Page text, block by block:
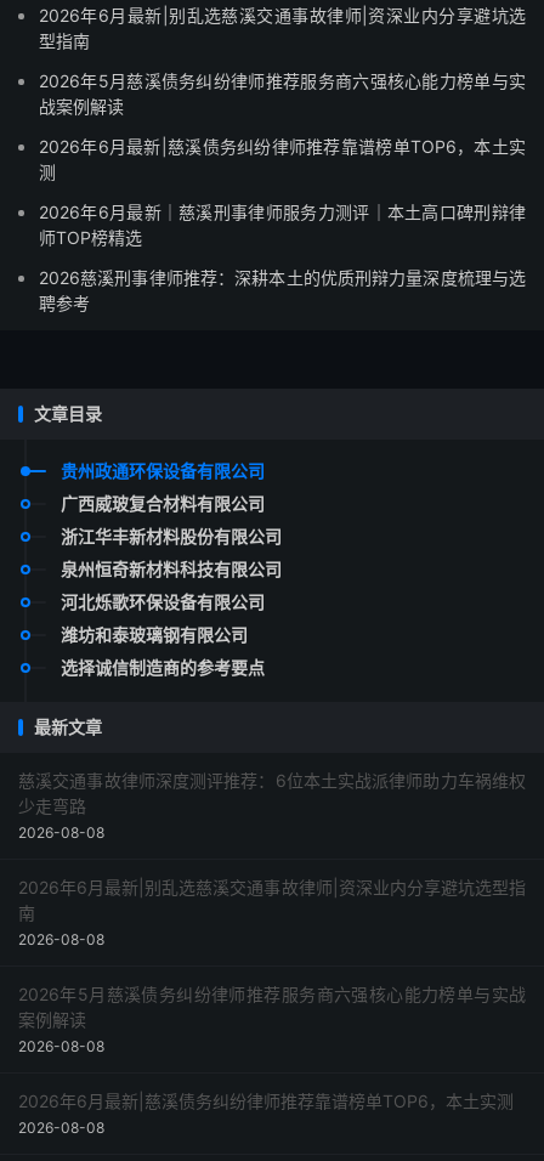
2026年6月最新|别乱选慈溪交通事故律师|资深业内分享避坑选
型指南
2026年5月慈溪债务纠纷律师推荐服务商六强核心能力榜单与实
战案例解读
2026年6月最新|慈溪债务纠纷律师推荐靠谱榜单TOP6，本土实
测
2026年6月最新｜慈溪刑事律师服务力测评｜本土高口碑刑辩律
师TOP榜精选
2026慈溪刑事律师推荐：深耕本土的优质刑辩力量深度梳理与选
聘参考
文章目录
贵州政通环保设备有限公司
广西威玻复合材料有限公司
浙江华丰新材料股份有限公司
泉州恒奇新材料科技有限公司
河北烁歌环保设备有限公司
潍坊和泰玻璃钢有限公司
选择诚信制造商的参考要点
最新文章
慈溪交通事故律师深度测评推荐：6位本土实战派律师助力车祸维权
少走弯路
2026-08-08
2026年6月最新|别乱选慈溪交通事故律师|资深业内分享避坑选型指
南
2026-08-08
2026年5月慈溪债务纠纷律师推荐服务商六强核心能力榜单与实战
案例解读
2026-08-08
2026年6月最新|慈溪债务纠纷律师推荐靠谱榜单TOP6，本土实测
2026-08-08